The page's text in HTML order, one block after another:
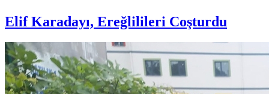
Elif Karadayı, Ereğlilileri Coşturdu